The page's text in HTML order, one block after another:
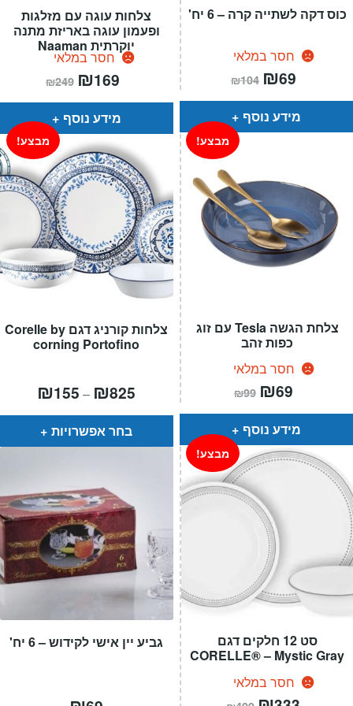
צלחות עוגה עם מזלגות
ופעמון עוגה באריזת מתנה
יוקרתית Naaman
חסר במלאי
₪249 המחיר
המקורי
היה:
₪249.
₪169
הוא:
מידע נוסף
כוס דקה לשתייה קרה – 6 יח'
חסר במלאי
₪104 המחיר
המקורי
היה:
₪104.
₪69
הוא:
מידע נוסף
צלחות קורניג דגם Corelle by
corning Portofino
מבצע!
₪155 – ₪825
⁦₪155⁩
בחר אפשרויות
צלחת הגשה Tesla עם זוג
כפות זהב
חסר במלאי
מבצע!
₪99 המחיר
המקורי
היה:
₪99.
₪69
הוא:
מידע נוסף
גביע יין אישי לקידוש – 6 יח'
סט 12 חלקים דגם
CORELLE® – Mystic Gray
חסר במלאי
מבצע!
המחיר